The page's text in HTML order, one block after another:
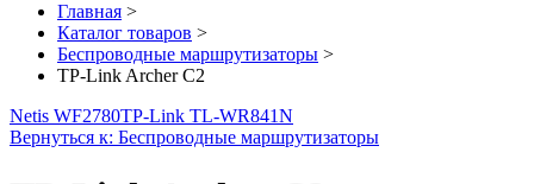
Главная >
Каталог товаров >
Беспроводные маршрутизаторы >
TP-Link Archer C2
Netis WF2780TP-Link TL-WR841N
Вернуться к: Беспроводные маршрутизаторы